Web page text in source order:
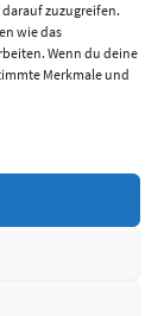
zuzugreifen.
wie das
Wenn du deine
Merkmale und